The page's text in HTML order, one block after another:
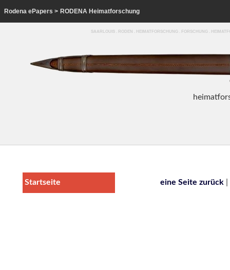
Rodena ePapers > RODENA Heimatforschung
SAARLOUIS . RODEN . HEIMATFORSCHUNG . FORSCHUNG .
heim
Startseite eine Seite zurück